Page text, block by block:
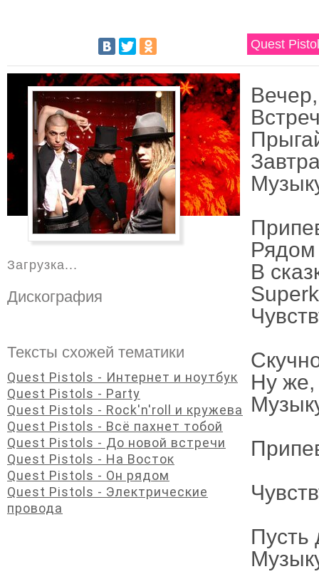
Quest
Рядом
В
Ну же,
Пусть
Загрузка...
Дискография
Тексты схожей тематики
Quest Pistols - Интернет и ноутбук
Quest Pistols - Party
Quest Pistols - Rock'n'roll и кружева
Quest Pistols - Всё пахнет тобой
Quest Pistols - До новой встречи
Quest Pistols - На Восток
Quest Pistols - Он рядом
Quest Pistols - Электрические
провода